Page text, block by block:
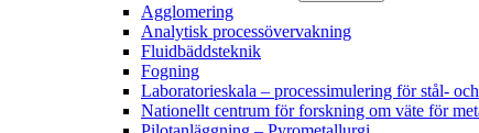
Agglomering
Analytisk processövervakning
Fluidbäddsteknik
Fogning
Laboratorieskala – processimulering för stål-
Nationellt centrum för forskning om väte för